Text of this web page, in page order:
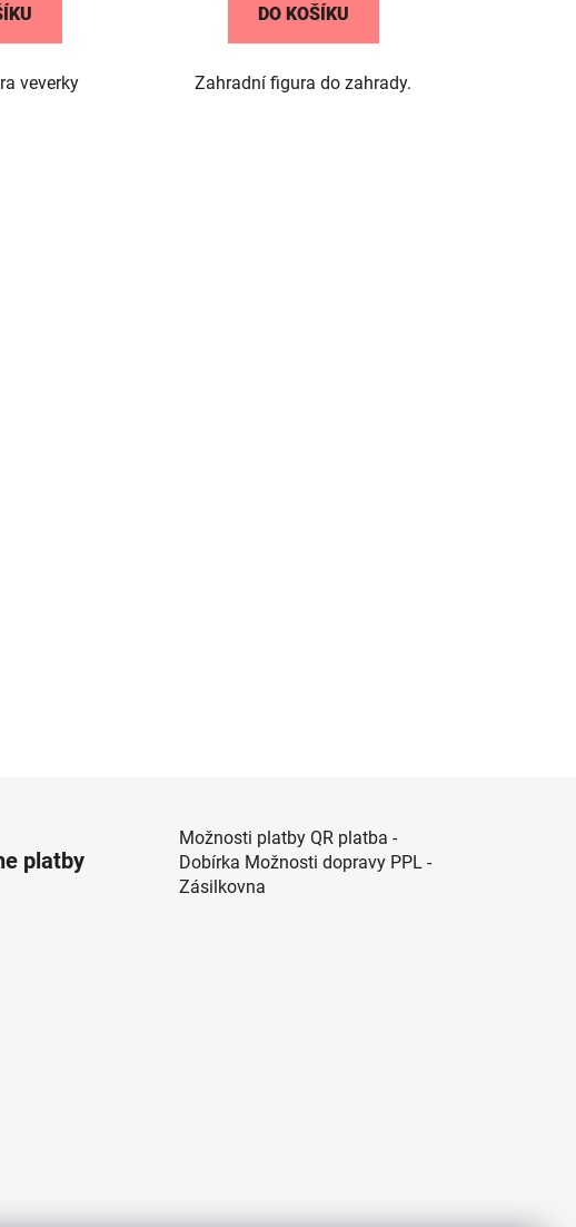
veverky
DO KOŠÍKU
Zahradní figura do zahrady.
platby
Možnosti platby QR platba -
Dobírka Možnosti dopravy PPL -
Zásilkovna